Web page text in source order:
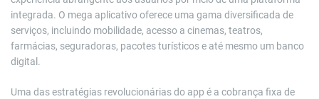
integrada. O mega aplicativo oferece uma gama diversificada de
serviços, incluindo mobilidade, acesso a cinemas, teatros,
farmácias, seguradoras, pacotes turísticos e até mesmo um banco
digital.
Uma das estratégias revolucionárias do app é a cobrança fixa de